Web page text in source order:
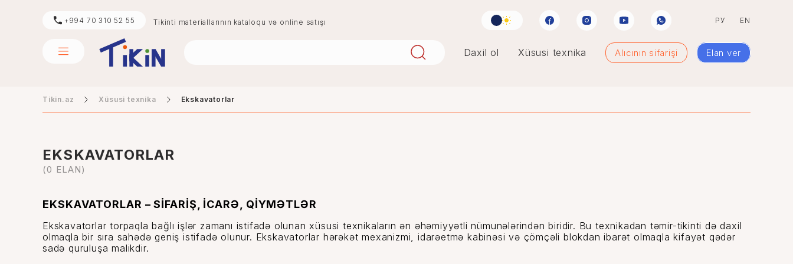
+994 70 310 52 55 Tikinti materiallarının kataloqu və online satışı РУ EN
Daxil ol Xüsusi texnika Alıcının sifarişi Elan ver
Tikin.az Xüsusi texnika Ekskavatorlar
EKSKAVATORLAR
(0 ELAN)
EKSKAVATORLAR – SİFARİŞ, İCARƏ, QİYMƏTLƏR
Ekskavatorlar torpaqla bağlı işlər zamanı istifadə olunan xüsusi texnikaların ən əhəmiyyətli nümunələrindən biridir. Bu texnikadan təmir-tikinti də daxil
olmaqla bir sıra sahədə geniş istifadə olunur. Ekskavatorlar hərəkət mexanizmi, idarəetmə kabinəsi və çömçəli blokdan ibarət olmaqla kifayət qədər
sadə quruluşa malikdir.